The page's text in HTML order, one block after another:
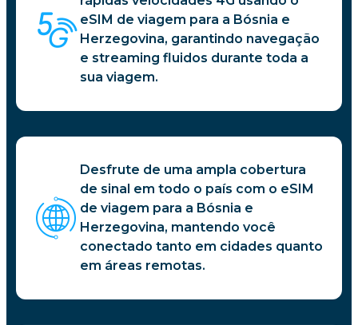
eSIM de viagem para a Bósnia e
Herzegovina, garantindo navegação
e streaming fluidos durante toda a
sua viagem.
Desfrute de uma ampla cobertura
de sinal em todo o país com o eSIM
de viagem para a Bósnia e
Herzegovina, mantendo você
conectado tanto em cidades quanto
em áreas remotas.